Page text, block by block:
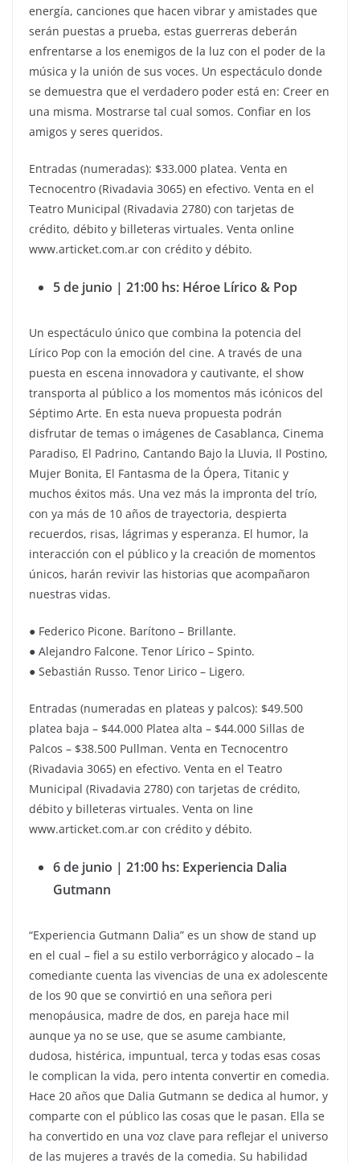
energía, canciones que hacen vibrar y amistades que
serán puestas a prueba, estas guerreras deberán
enfrentarse a los enemigos de la luz con el poder de la
música y la unión de sus voces. Un espectáculo donde
se demuestra que el verdadero poder está en: Creer en
una misma. Mostrarse tal cual somos. Confiar en los
amigos y seres queridos.
Entradas (numeradas): $33.000 platea. Venta en
Tecnocentro (Rivadavia 3065) en efectivo. Venta en el
Teatro Municipal (Rivadavia 2780) con tarjetas de
crédito, débito y billeteras virtuales. Venta online
www.articket.com.ar con crédito y débito.
5 de junio | 21:00 hs: Héroe Lírico & Pop
Un espectáculo único que combina la potencia del
Lírico Pop con la emoción del cine. A través de una
puesta en escena innovadora y cautivante, el show
transporta al público a los momentos más icónicos del
Séptimo Arte. En esta nueva propuesta podrán
disfrutar de temas o imágenes de Casablanca, Cinema
Paradiso, El Padrino, Cantando Bajo la Lluvia, Il Postino,
Mujer Bonita, El Fantasma de la Ópera, Titanic y
muchos éxitos más. Una vez más la impronta del trío,
con ya más de 10 años de trayectoria, despierta
recuerdos, risas, lágrimas y esperanza. El humor, la
interacción con el público y la creación de momentos
únicos, harán revivir las historias que acompañaron
nuestras vidas.
● Federico Picone. Barítono – Brillante.
● Alejandro Falcone. Tenor Lírico – Spinto.
● Sebastián Russo. Tenor Lirico – Ligero.
Entradas (numeradas en plateas y palcos): $49.500
platea baja – $44.000 Platea alta – $44.000 Sillas de
Palcos – $38.500 Pullman. Venta en Tecnocentro
(Rivadavia 3065) en efectivo. Venta en el Teatro
Municipal (Rivadavia 2780) con tarjetas de crédito,
débito y billeteras virtuales. Venta on line
www.articket.com.ar con crédito y débito.
6 de junio | 21:00 hs: Experiencia Dalia
Gutmann
“Experiencia Gutmann Dalia” es un show de stand up
en el cual – fiel a su estilo verborrágico y alocado – la
comediante cuenta las vivencias de una ex adolescente
de los 90 que se convirtió en una señora peri
menopáusica, madre de dos, en pareja hace mil
aunque ya no se use, que se asume cambiante,
dudosa, histérica, impuntual, terca y todas esas cosas
le complican la vida, pero intenta convertir en comedia.
Hace 20 años que Dalia Gutmann se dedica al humor, y
comparte con el público las cosas que le pasan. Ella se
ha convertido en una voz clave para reflejar el universo
de las mujeres a través de la comedia. Su habilidad